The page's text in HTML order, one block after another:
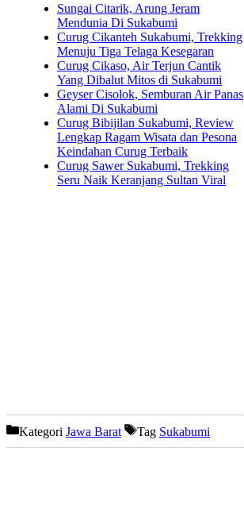
Sungai Citarik, Arung Jeram
Mendunia Di Sukabumi
Curug Cikanteh Sukabumi, Trekking
Menuju Tiga Telaga Kesegaran
Curug Cikaso, Air Terjun Cantik
Yang Dibalut Mitos di Sukabumi
Geyser Cisolok, Semburan Air Panas
Alami Di Sukabumi
Curug Bibijilan Sukabumi, Review
Lengkap Ragam Wisata dan Pesona
Keindahan Curug Terbaik
Curug Sawer Sukabumi, Trekking
Seru Naik Keranjang Sultan Viral
Kategori Jawa Barat Tag Sukabumi